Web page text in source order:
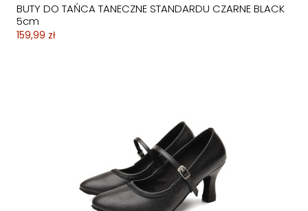
BUTY DO TAŃCA TANECZNE STANDARDU CZARNE BLACK
5cm
159,99 zł